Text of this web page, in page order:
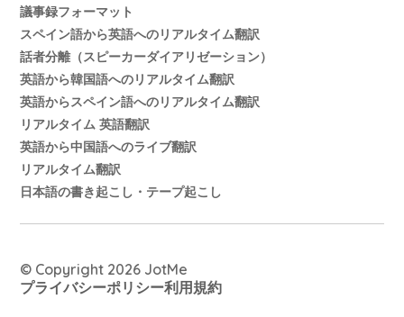
議事録フォーマット
スペイン語から英語へのリアルタイム翻訳
話者分離（スピーカーダイアリゼーション）
英語から韓国語へのリアルタイム翻訳
英語からスペイン語へのリアルタイム翻訳
リアルタイム 英語翻訳
英語から中国語へのライブ翻訳
リアルタイム翻訳
日本語の書き起こし・テープ起こし
© Copyright 2026 JotMe
プライバシーポリシー利用規約